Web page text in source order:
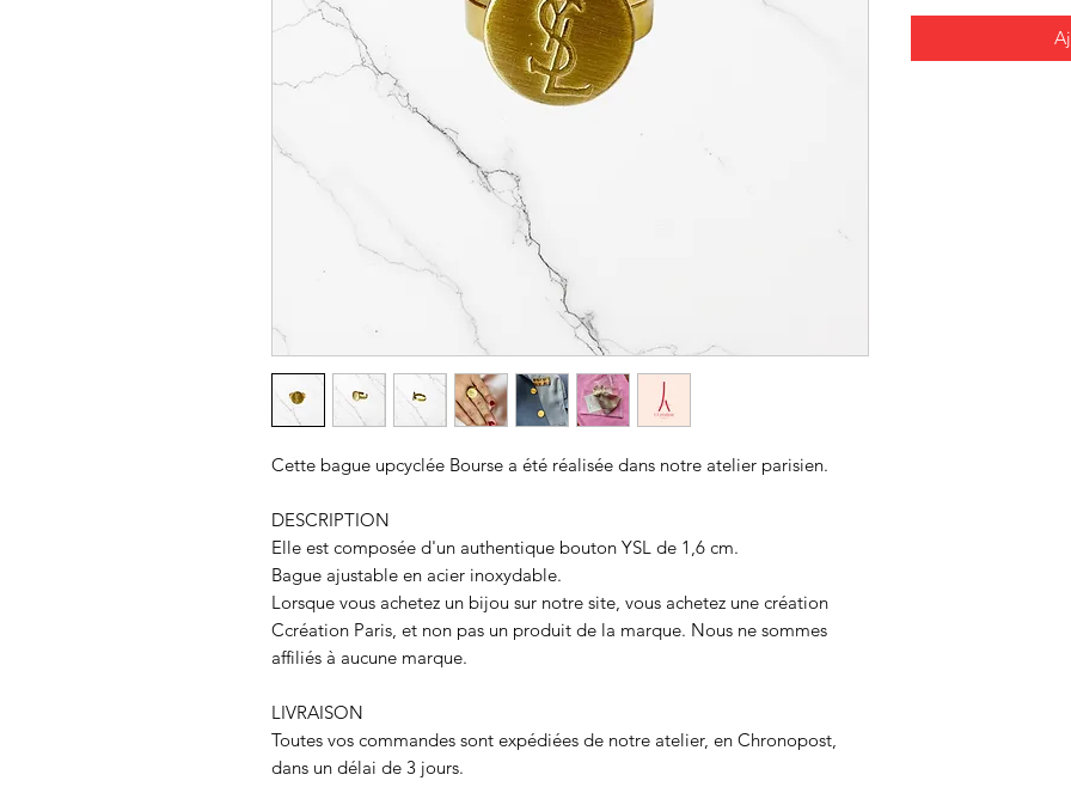
Cette bague upcyclée Bourse a été réalisée dans notre atelier parisien.
DESCRIPTION
Elle est composée d'un authentique bouton YSL de 1,6 cm.
Bague ajustable en acier inoxydable.
Lorsque vous achetez un bijou sur notre site, vous achetez une création
Ccréation Paris, et non pas un produit de la marque. Nous ne sommes
affiliés à aucune marque.
LIVRAISON
Toutes vos commandes sont expédiées de notre atelier, en Chronopost,
dans un délai de 3 jours.